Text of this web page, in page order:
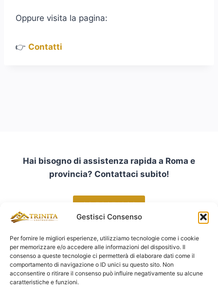
Gestisci Consenso
Per fornire le migliori esperienze, utilizziamo tecnologie come i cookie
per memorizzare e/o accedere alle informazioni del dispositivo. Il
consenso a queste tecnologie ci permetterà di elaborare dati come il
comportamento di navigazione o ID unici su questo sito. Non
acconsentire o ritirare il consenso può influire negativamente su alcune
caratteristiche e funzioni.
Oppure visita la pagina:
👉 Contatti
Hai bisogno di assistenza rapida a Roma e
provincia? Contattaci subito!
06 50651036